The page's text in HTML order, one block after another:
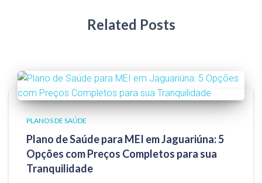
Related Posts
PLANOS DE SAÚDE
Plano de Saúde para MEI em Jaguariúna: 5
Opções com Preços Completos para sua
Tranquilidade